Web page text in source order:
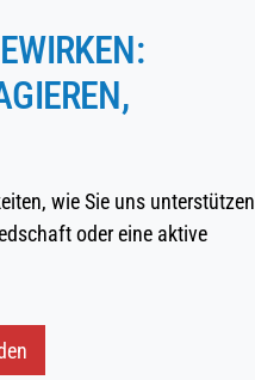
wie Sie uns unterstützen
oder eine aktive